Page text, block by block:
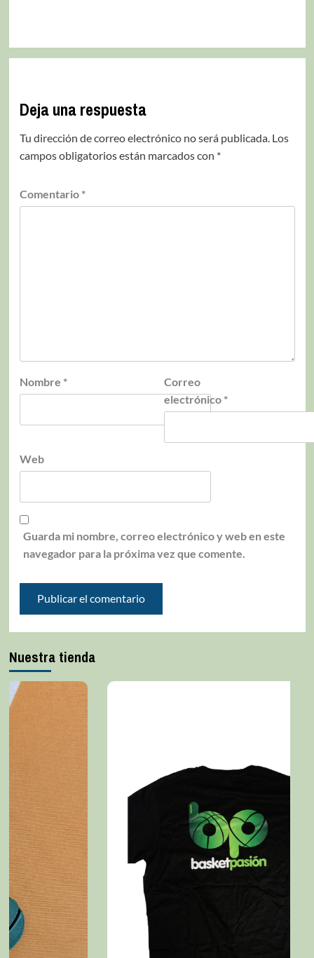
Deja una respuesta
Tu dirección de correo electrónico no será publicada. Los
campos obligatorios están marcados con *
Comentario *
Nombre *
Correo
electrónico *
Web
Guarda mi nombre, correo electrónico y web en este
navegador para la próxima vez que comente.
Nuestra tienda